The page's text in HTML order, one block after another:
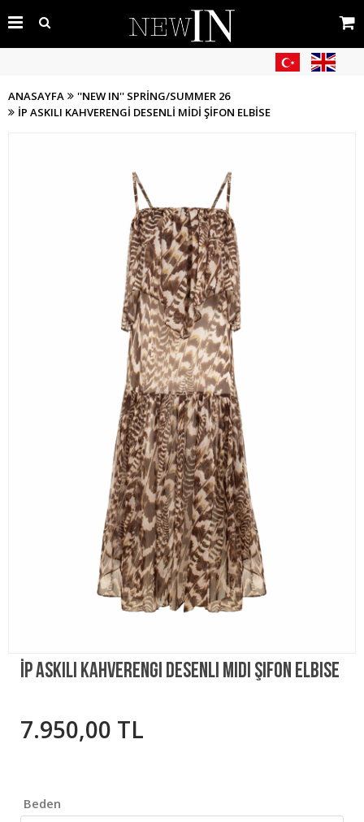
ANASAYFA
''NEW IN'' SPRING/SUMMER 26
İP ASKILI KAHVERENGI DESENLI MIDI ŞIFON ELBISE
İp Askılı Kahverengi Desenli Midi Şifon Elbise
7.950,00 TL
Beden